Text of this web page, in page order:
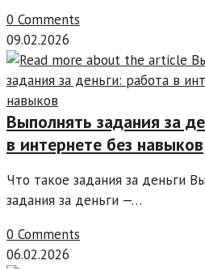
0 Comments
09.02.2026
Выполнять задания за
в интернете без навыков
Что такое задания за деньги
задания за деньги —…
0 Comments
06.02.2026